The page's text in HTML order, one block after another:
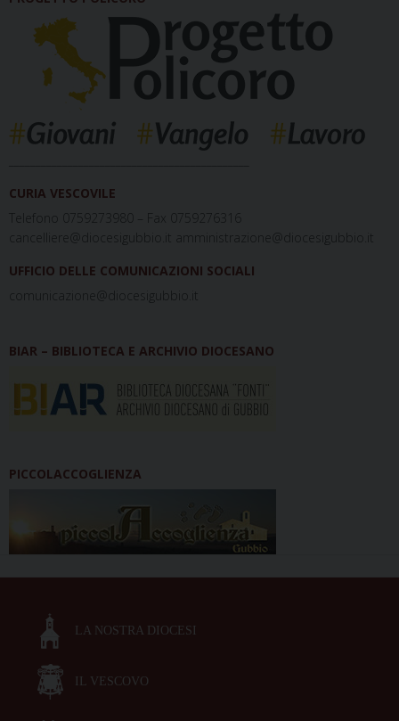
CURIA VESCOVILE
Telefono 0759273980 – Fax 0759276316
cancelliere@diocesigubbio.it amministrazione@diocesigubbio.it
UFFICIO DELLE COMUNICAZIONI SOCIALI
comunicazione@diocesigubbio.it
BIAR – BIBLIOTECA E ARCHIVIO DIOCESANO
PICCOLACCOGLIENZA
LA NOSTRA DIOCESI
IL VESCOVO